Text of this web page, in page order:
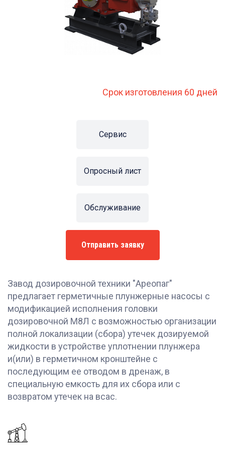
Срок изготовления 60 дней
Сервис
Опросный лист
Обслуживание
Отправить заявку
Завод дозировочной техники "Ареопаг"
предлагает герметичные плунжерные насосы с
модификацией исполнения головки
дозировочной М8Л с возможностью организации
полной локализации (сбора) утечек дозируемой
жидкости в устройстве уплотнении плунжера
и(или) в герметичном кронштейне с
последующим ее отводом в дренаж, в
специальную емкость для их сбора или с
возвратом утечек на всас.